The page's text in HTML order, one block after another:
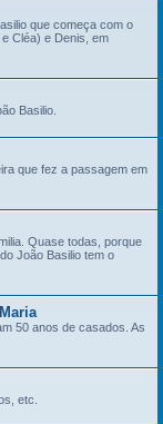
que começa com o
Cléa) e Denis, em
Basilio.
que fez a passagem em
Quase todas, porque
João Basilio tem o
50 anos de casados. As
etc.